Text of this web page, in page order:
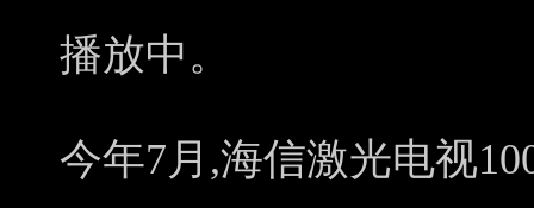
播放中。
今年7月,海信激光电视